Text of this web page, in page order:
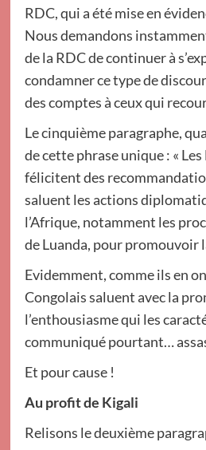
RDC, qui a été mise en
Nous demandons
de la RDC de continuer à
condamner ce type de
des comptes à ceux qui
Le cinquième paragraphe,
de cette phrase unique : «
félicitent des
saluent les actions
l’Afrique, notamment les
de Luanda, pour promouvoir
Evidemment, comme ils en
Congolais saluent avec la
l’enthousiasme qui les
communiqué pourtant…
Et pour cause !
Au profit de Kigali
Relisons le deuxième